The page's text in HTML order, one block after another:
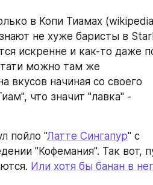
в Копи Тиамах
не хуже баристы в
искренне и как-то даже
можно там же
вкусов начиная со своего
что значит "лавка" -
пойло "Латте Сингапур" с
"Кофемания". Так вот,
Или хотя бы банан в